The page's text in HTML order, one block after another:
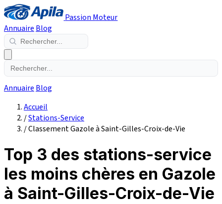
Passion Moteur
Annuaire Blog
Annuaire Blog
Accueil
/Stations-Service
/Classement Gazole à Saint-Gilles-Croix-de-Vie
Top 3 des stations-service
les moins chères en Gazole
à Saint-Gilles-Croix-de-Vie